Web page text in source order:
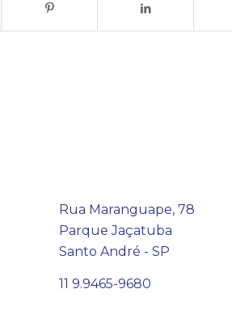
Rua Maranguape, 78
Parque Jaçatuba
Santo André - SP
11 9.9465-9680